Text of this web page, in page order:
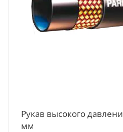
Рукав высокого
мм